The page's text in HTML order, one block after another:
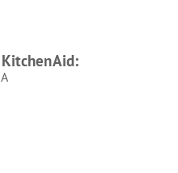
KitchenAid: